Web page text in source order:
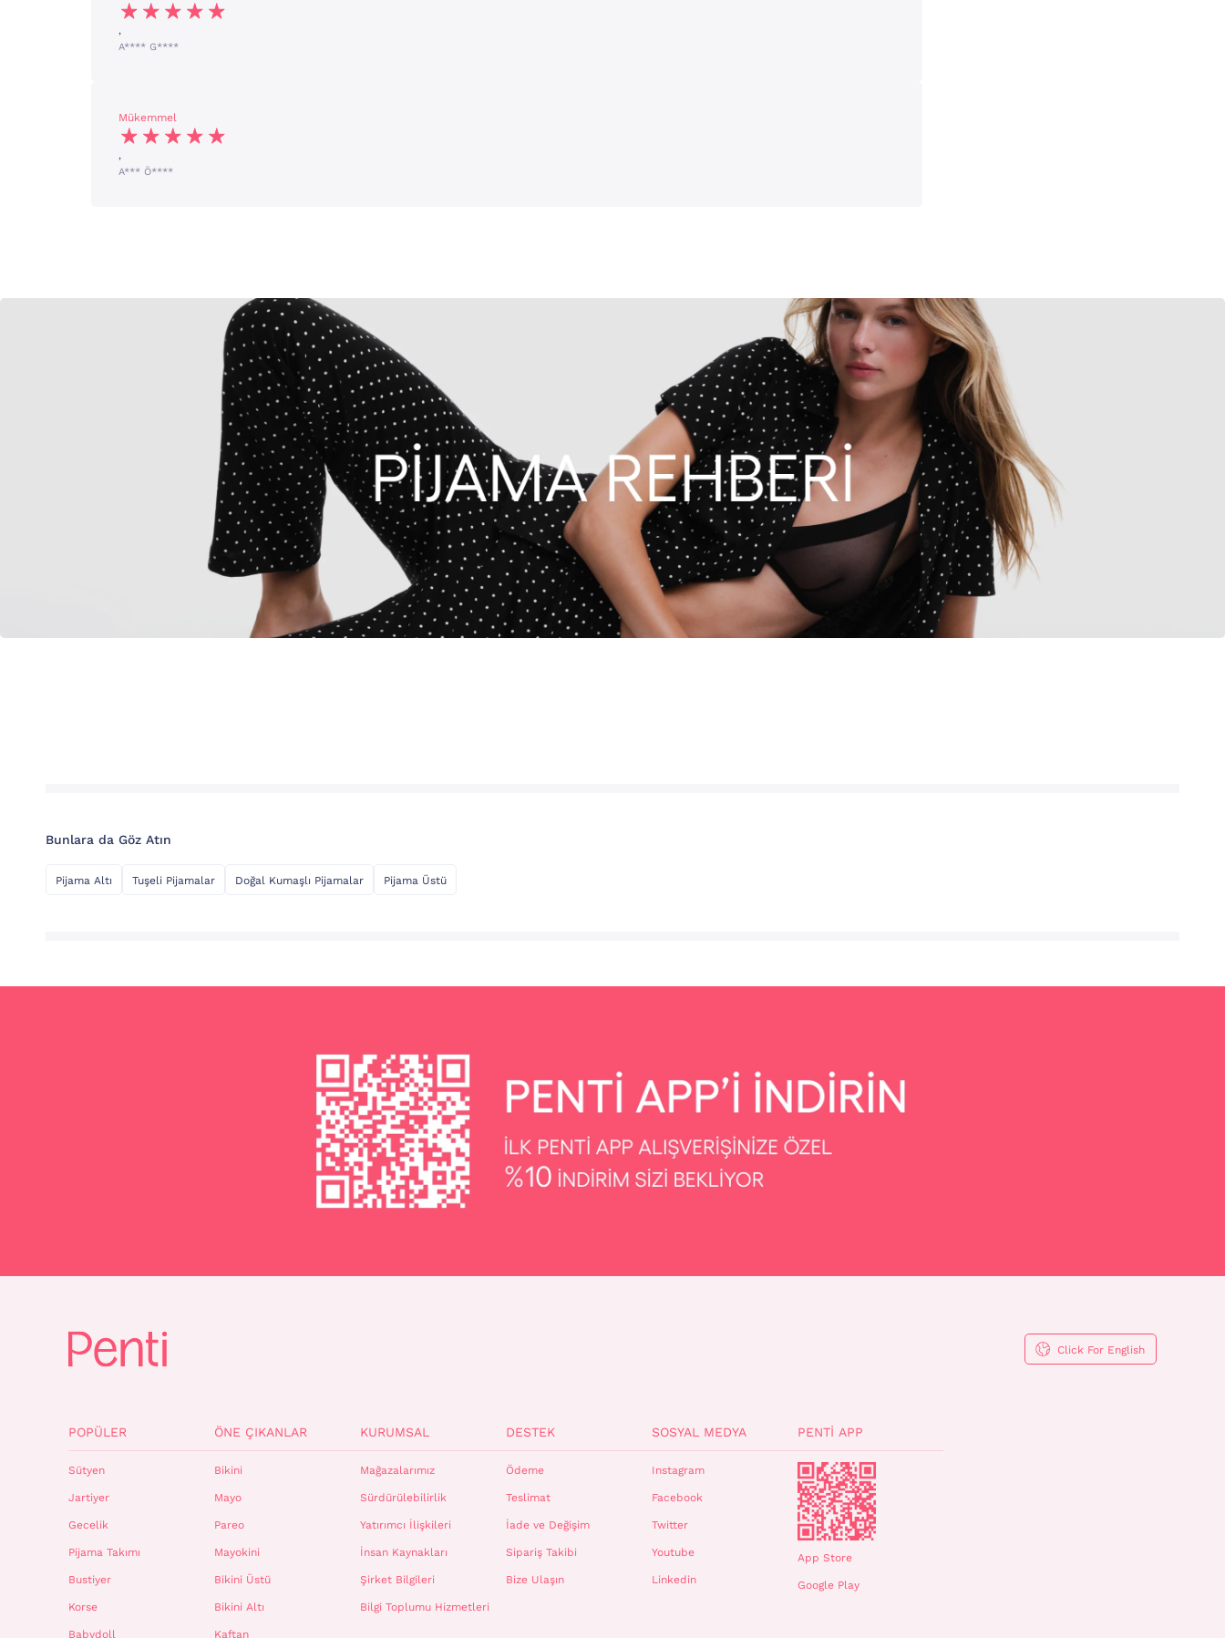
,
A**** G****
Mükemmel
,
A*** Ö****
Bunlara da Göz Atın
Pijama Altı Tuşeli Pijamalar Doğal Kumaşlı Pijamalar Pijama Üstü
Click For English
POPÜLER
Sütyen
Jartiyer
Gecelik
Pijama Takımı
Bustiyer
Korse
Babydoll
ÖNE ÇIKANLAR
Bikini
Mayo
Pareo
Mayokini
Bikini Üstü
Bikini Altı
Kaftan
KURUMSAL
Mağazalarımız
Sürdürülebilirlik
Yatırımcı İlişkileri
İnsan Kaynakları
Şirket Bilgileri
Bilgi Toplumu Hizmetleri
DESTEK
Ödeme
Teslimat
İade ve Değişim
Sipariş Takibi
Bize Ulaşın
SOSYAL MEDYA
Instagram
Facebook
Twitter
Youtube
Linkedin
PENTI APP
App Store
Google Play